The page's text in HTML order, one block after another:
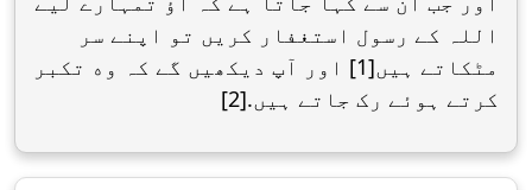
اللہ کے رسول استغفار کریں تو اپنے سر
مٹکاتے ہیں[1] اور آپ دیکھیں گے کہ وه تکبر
کرتے ہوئے رک جاتے ہیں.[2]